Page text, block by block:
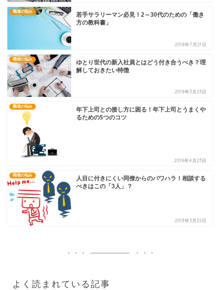
職場の悩み
若手サラリーマン必見！2～30代のための「働き
方の教科書」
2018年7月21日
職場の悩み
ゆとり世代の新入社員とはどう付き合うべき？理
解しておきたい特徴
2018年3月23日
職場の悩み
年下上司との接し方に困る！年下上司とうまくや
るための5つのコツ
2018年4月23日
職場の悩み
人目に付きにくい同僚からのパワハラ！相談する
べきはこの「3人」？
2018年3月22日
よく読まれている記事